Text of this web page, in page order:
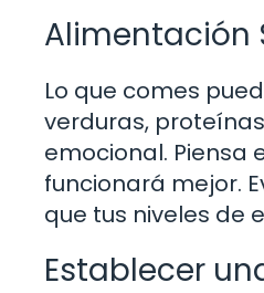
Alimentación
Lo que comes
verduras,
emocional. Piensa
funcionará mejor.
que tus niveles de
Establecer